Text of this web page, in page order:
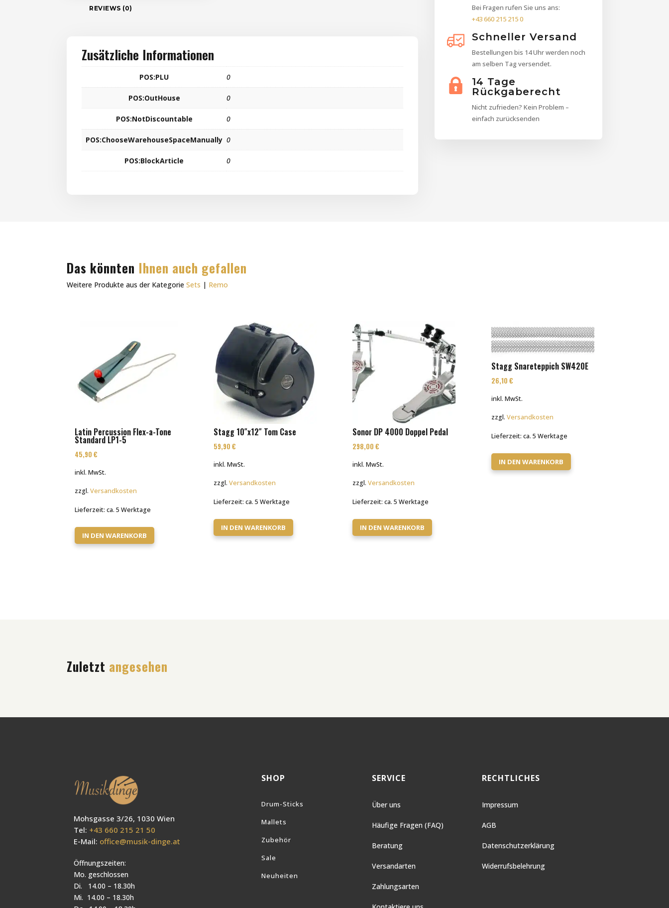
REVIEWS (0)
Zusätzliche Informationen
POS:PLU 0
POS:OutHouse 0
POS:NotDiscountable 0
POS:ChooseWarehouseSpaceManually 0
POS:BlockArticle 0
Bei Fragen rufen Sie uns ans:
+43 660 215 215 0
Schneller Versand
Bestellungen bis 14 Uhr werden noch
am selben Tag versendet.
14 Tage
Rückgaberecht
Nicht zufrieden? Kein Problem –
einfach zurücksenden
Das könnten Ihnen auch gefallen
Weitere Produkte aus der KategorieSets | Remo
Latin Percussion Flex-a-Tone
Standard LP1-5
45,90€
inkl. MwSt.
zzgl.Versandkosten
Lieferzeit:ca. 5 Werktage
IN DEN WARENKORB
Stagg 10″x12″ Tom Case
59,90€
inkl. MwSt.
zzgl.Versandkosten
Lieferzeit:ca. 5 Werktage
IN DEN WARENKORB
Sonor DP 4000 Doppel Pedal
298,00€
inkl. MwSt.
zzgl.Versandkosten
Lieferzeit:ca. 5 Werktage
IN DEN WARENKORB
Stagg Snareteppich SW420E
26,10€
inkl. MwSt.
zzgl.Versandkosten
Lieferzeit:ca. 5 Werktage
IN DEN WARENKORB
Zuletzt angesehen
Mohsgasse 3/26, 1030 Wien
Tel: +43 660 215 21 50
E-Mail: office@musik-dinge.at
Öffnungszeiten:
Mo. geschlossen
Di. 14.00 – 18.30h
Mi. 14.00 – 18.30h
SHOP
Drum-Sticks
Mallets
Zubehör
Sale
Neuheiten
SERVICE
Über uns
Häufige Fragen (FAQ)
Beratung
Versandarten
Zahlungsarten
RECHTLICHES
Impressum
AGB
Datenschutzerklärung
Widerrufsbelehrung